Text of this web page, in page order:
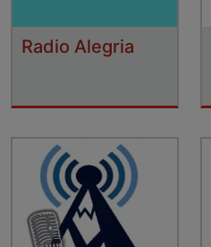
Radio Alegria